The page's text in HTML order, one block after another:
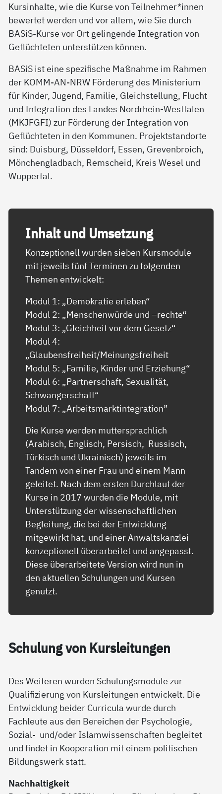
Kursinhalte, wie die Kurse von Teilnehmer*innen
bewertet werden und vor allem, wie Sie durch
BASiS-Kurse vor Ort gelingende Integration von
Geflüchteten unterstützen können.
BASiS ist eine spezifische Maßnahme im Rahmen
der KOMM-AN-NRW Förderung des Ministerium
für Kinder, Jugend, Familie, Gleichstellung, Flucht
und Integration des Landes Nordrhein-Westfalen
(MKJFGFI) zur Förderung der Integration von
Geflüchteten in den Kommunen. Projektstandorte
sind: Duisburg, Düsseldorf, Essen, Grevenbroich,
Mönchengladbach, Remscheid, Kreis Wesel und
Wuppertal.
In­halt und Um­set­zung
Konzeptionell wurden sieben Kursmodule
mit jeweils fünf Terminen zu folgenden
Themen entwickelt:
Modul 1: „Demokratie erleben“
Modul 2: „Menschenwürde und –rechte“
Modul 3: „Gleichheit vor dem Gesetz“
Modul 4:
„Glaubensfreiheit/Meinungsfreiheit
Modul 5: „Familie, Kinder und Erziehung“
Modul 6: „Partnerschaft, Sexualität,
Schwangerschaft“
Modul 7: „Arbeitsmarktintegration”
Die Kurse werden muttersprachlich
(Arabisch, Englisch, Persisch, Russisch,
Türkisch und Ukrainisch) jeweils im
Tandem von einer Frau und einem Mann
geleitet. Nach dem ersten Durchlauf der
Kurse in 2017 wurden die Module, mit
Unterstützung der wissenschaftlichen
Begleitung, die bei der Entwicklung
mitgewirkt hat, und einer Anwaltskanzlei
konzeptionell überarbeitet und angepasst.
Diese überarbeitete Version wird nun in
den aktuellen Schulungen und Kursen
genutzt.
Schu­lung von Kurs­lei­tun­gen
Des Weiteren wurden Schulungsmodule zur
Qualifizierung von Kursleitungen entwickelt. Die
Entwicklung beider Curricula wurde durch
Fachleute aus den Bereichen der Psychologie,
Sozial- und/oder Islamwissenschaften begleitet
und findet in Kooperation mit einem politischen
Bildungswerk statt.
Nachhaltigkeit